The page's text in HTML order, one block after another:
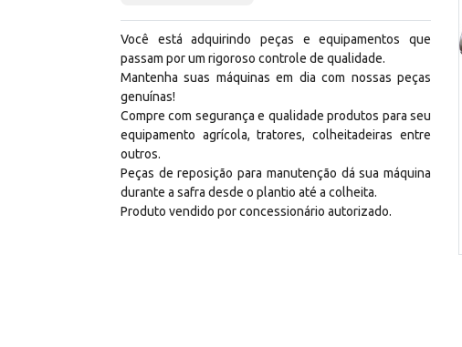
Você está adquirindo peças e equipamentos que
passam por um rigoroso controle de qualidade.
Mantenha suas máquinas em dia com nossas peças
genuínas!
Compre com segurança e qualidade produtos para seu
equipamento agrícola, tratores, colheitadeiras entre
outros.
Peças de reposição para manutenção dá sua máquina
durante a safra desde o plantio até a colheita.
Produto vendido por concessionário autorizado.